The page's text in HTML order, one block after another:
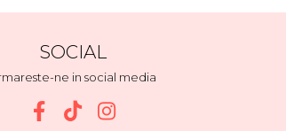
SOCIAL
ne in social media